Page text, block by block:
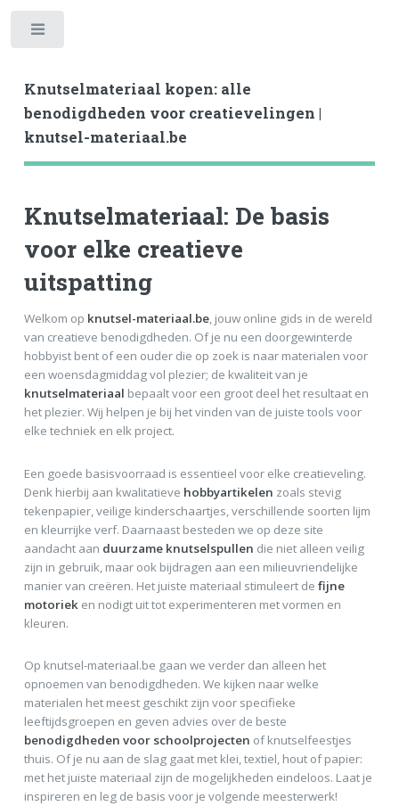
Knutselmateriaal kopen: alle
benodigdheden voor creatievelingen |
knutsel-materiaal.be
Knutselmateriaal: De basis
voor elke creatieve
uitspatting
Welkom op knutsel-materiaal.be, jouw online gids in de wereld
van creatieve benodigdheden. Of je nu een doorgewinterde
hobbyist bent of een ouder die op zoek is naar materialen voor
een woensdagmiddag vol plezier; de kwaliteit van je
knutselmateriaal bepaalt voor een groot deel het resultaat en
het plezier. Wij helpen je bij het vinden van de juiste tools voor
elke techniek en elk project.
Een goede basisvoorraad is essentieel voor elke creatieveling.
Denk hierbij aan kwalitatieve hobbyartikelen zoals stevig
tekenpapier, veilige kinderschaartjes, verschillende soorten lijm
en kleurrijke verf. Daarnaast besteden we op deze site
aandacht aan duurzame knutselspullen die niet alleen veilig
zijn in gebruik, maar ook bijdragen aan een milieuvriendelijke
manier van creëren. Het juiste materiaal stimuleert de fijne
motorieken nodigt uit tot experimenteren met vormen en
kleuren.
Op knutsel-materiaal.be gaan we verder dan alleen het
opnoemen van benodigdheden. We kijken naar welke
materialen het meest geschikt zijn voor specifieke
leeftijdsgroepen en geven advies over de beste
benodigdheden voor schoolprojecten of knutselfeestjes
thuis. Of je nu aan de slag gaat met klei, textiel, hout of papier:
met het juiste materiaal zijn de mogelijkheden eindeloos. Laat je
inspireren en leg de basis voor je volgende meesterwerk!